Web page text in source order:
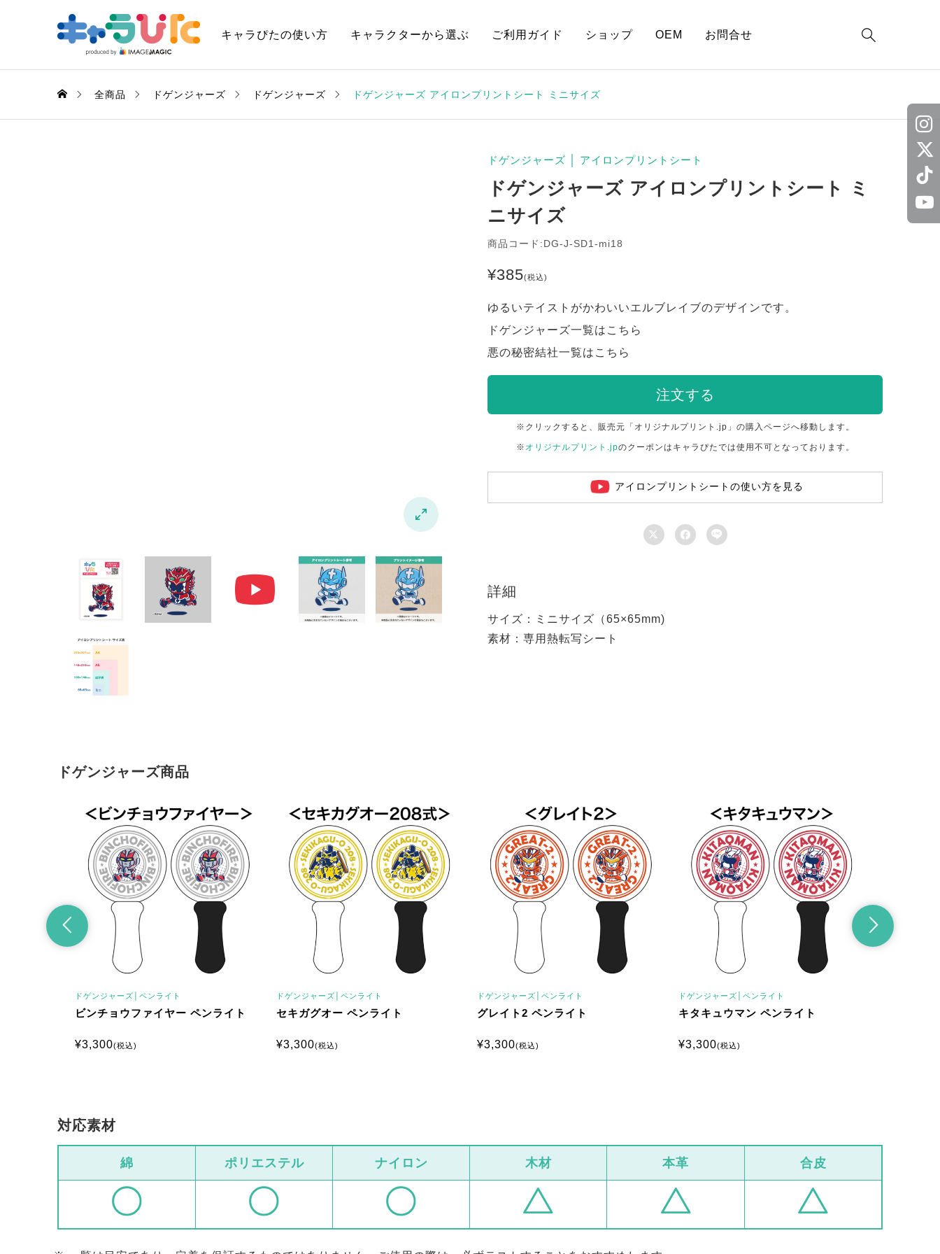
キャラぴたの使い方 キャラクターから選ぶ ご利用ガイド ショップ OEM お問合せ 
全商品 ドゲンジャーズ ドゲンジャーズ ドゲンジャーズ アイロンプリントシート ミニサイズ

ドゲンジャーズ アイロンプリントシート
ドゲンジャーズ アイロンプリントシート ミ
ニサイズ
商品コード:DG-J-SD1-mi18
¥385(税込)
ゆるいテイストがかわいいエルブレイブのデザインです。
ドゲンジャーズ一覧はこちら
悪の秘密結社一覧はこちら
注文する
※クリックすると、販売元「オリジナルプリント.jp」の購入ページへ移動します。
※ オリジナルプリント.jpのクーポンはキャラぴたでは使用不可となっております。
アイロンプリントシートの使い方を見る
  
詳細
サイズ：ミニサイズ（65×65mm)
素材：専用熱転写シート
ドゲンジャーズ商品
ドゲンジャーズ│ ペンライト
ビンチョウファイヤー ペンライト
¥3,300(税込)
ドゲンジャーズ│ ペンライト
セキガグオー ペンライト
¥3,300(税込)
ドゲンジャーズ│ ペンライト
グレイト2 ペンライト
¥3,300(税込)
ドゲンジャーズ│ ペンライト
キタキュウマン ペンライト
¥3,300(税込)
対応素材
綿 ポリエステル ナイロン 木材 本革 合皮